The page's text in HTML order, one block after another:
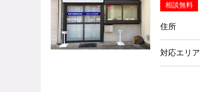
相談無料
住所
対応エリア